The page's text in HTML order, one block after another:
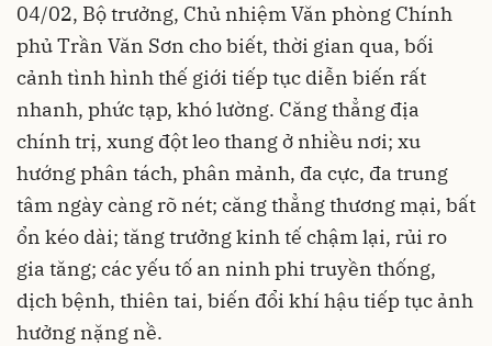
04/02, Bộ trưởng, Chủ nhiệm Văn phòng Chính
phủ Trần Văn Sơn cho biết, thời gian qua, bối
cảnh tình hình thế giới tiếp tục diễn biến rất
nhanh, phức tạp, khó lường. Căng thẳng địa
chính trị, xung đột leo thang ở nhiều nơi; xu
hướng phân tách, phân mảnh, đa cực, đa trung
tâm ngày càng rõ nét; căng thẳng thương mại, bất
ổn kéo dài; tăng trưởng kinh tế chậm lại, rủi ro
gia tăng; các yếu tố an ninh phi truyền thống,
dịch bệnh, thiên tai, biến đổi khí hậu tiếp tục ảnh
hưởng nặng nề.